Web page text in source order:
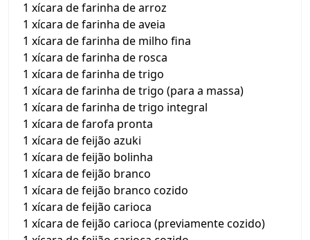
1 xícara de farinha de arroz
1 xícara de farinha de aveia
1 xícara de farinha de milho fina
1 xícara de farinha de rosca
1 xícara de farinha de trigo
1 xícara de farinha de trigo (para a massa)
1 xícara de farinha de trigo integral
1 xícara de farofa pronta
1 xícara de feijão azuki
1 xícara de feijão bolinha
1 xícara de feijão branco
1 xícara de feijão branco cozido
1 xícara de feijão carioca
1 xícara de feijão carioca (previamente cozido)